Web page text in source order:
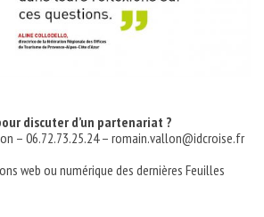
discuter d’un partenariat ?
– 06.72.73.25.24 – romain.vallon@idcroise.fr
web ou numérique des dernières Feuilles